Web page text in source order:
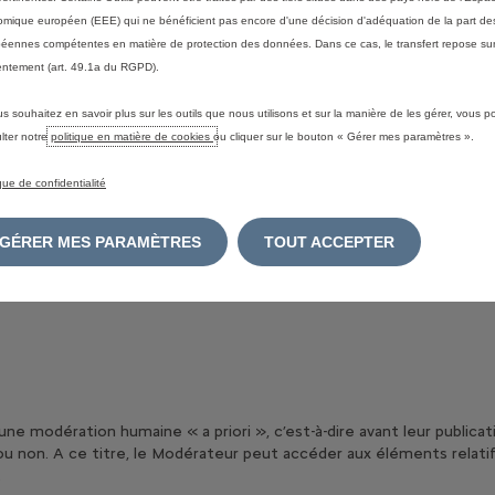
être publié, sauf décision de l’auteur de déposer un 2ème
s’il souhaite déposer un 2ème Avis. Dans ce cas,
un 2ème Avis accompagné de la Note associée qui annulent
pour identification et contacts si besoin, et par le Point
pas d’intérêts en lien ni avec le Point de vente ni avec
vous invitons à prendre connaissance de notreDéclaration de
modération humaine « a priori », c’est-à-dire avant leur
A ce titre, le Modérateur peut accéder aux éléments
européen (EEE) qui ne bénéficient pas encore d'une décision d'adéquation de la part
compétentes en matière de protection des données. Dans ce cas, le transfert repose
(art. 49.1a du RGPD).
souhaitez en savoir plus sur les outils que nous utilisons et sur la manière de les gérer, vous
notre politique en matière de cookies ou cliquer sur le bouton « Gérer mes paramètres ».
de confidentialité
GÉRER MES PARAMÈTRES TOUT ACCEPTER